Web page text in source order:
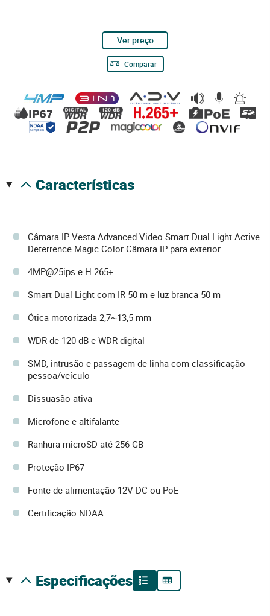
Ver preço
Comparar
características
Câmara IP Vesta Advanced Video Smart Dual Light Active
Deterrence Magic Color Câmara IP para exterior
4MP@25ips e H.265+
Smart Dual Light com IR 50 m e luz branca 50 m
Ótica motorizada 2,7~13,5 mm
WDR de 120 dB e WDR digital
SMD, intrusão e passagem de linha com classificação
pessoa/veículo
Dissuasão ativa
Microfone e altifalante
Ranhura microSD até 256 GB
Proteção IP67
Fonte de alimentação 12V DC ou PoE
Certificação NDAA
especificações